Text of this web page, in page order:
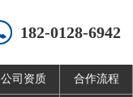
182-0128-6942
公司资质 合作流程